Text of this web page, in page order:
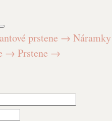
prstene → Náramky
→ Prstene →